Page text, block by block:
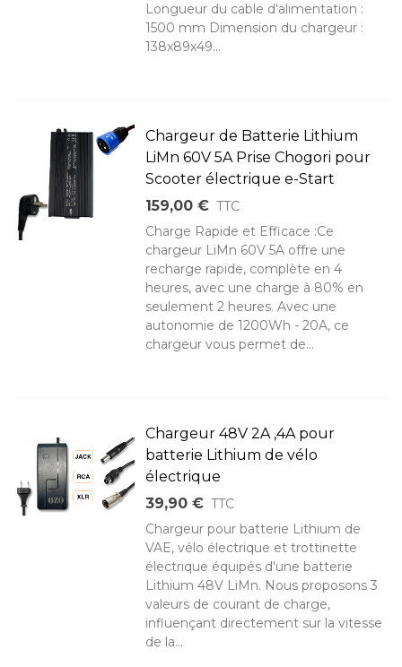
Longueur du cable d'alimentation :
1500 mm Dimension du chargeur :
138x89x49...
Chargeur de Batterie Lithium
LiMn 60V 5A Prise Chogori pour
Scooter électrique e-Start
159,00 € TTC
Charge Rapide et Efficace :Ce
chargeur LiMn 60V 5A offre une
recharge rapide, complète en 4
heures, avec une charge à 80% en
seulement 2 heures. Avec une
autonomie de 1200Wh - 20A, ce
chargeur vous permet de...
Chargeur 48V 2A ,4A pour
batterie Lithium de vélo
électrique
39,90 € TTC
Chargeur pour batterie Lithium de
VAE, vélo électrique et trottinette
électrique équipés d'une batterie
Lithium 48V LiMn. Nous proposons 3
valeurs de courant de charge,
influençant directement sur la vitesse
de la...